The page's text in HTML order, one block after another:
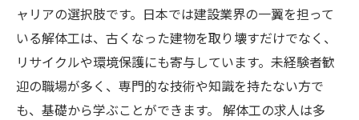
ャリアの選択肢です。日本では建設業界の一翼を担って
いる解体工は、古くなった建物を取り壊すだけでなく、
リサイクルや環境保護にも寄与しています。未経験者歓
迎の職場が多く、専門的な技術や知識を持たない方で
も、基礎から学ぶことができます。 解体工の求人は多